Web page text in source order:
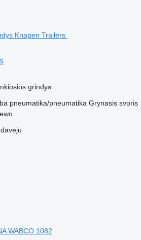
grindys
pneumatika/pneumatika Grynasis svoris
WABCO 1082